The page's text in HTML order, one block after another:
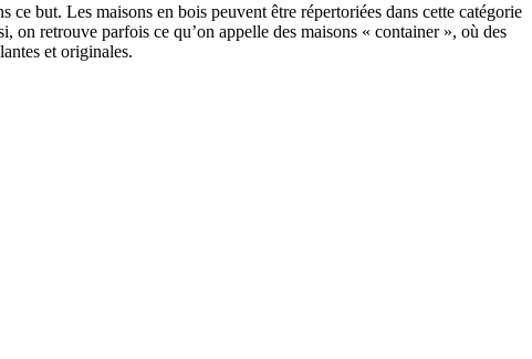
but. Les maisons en bois peuvent être répertoriées dans cette catégorie
on retrouve parfois ce qu’on appelle des maisons « container », où des
et originales.